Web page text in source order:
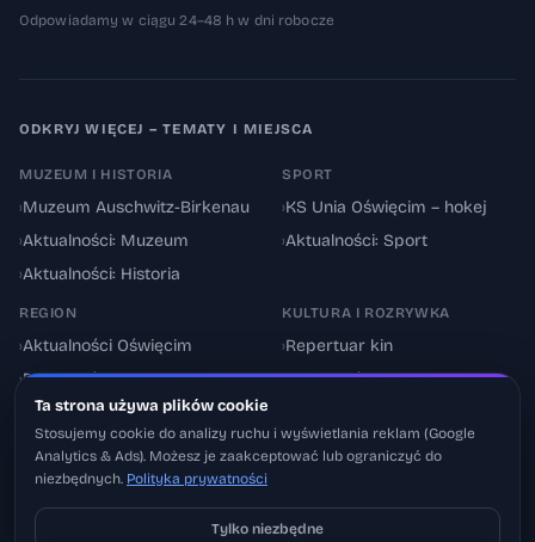
Odpowiadamy w ciągu 24–48 h w dni robocze
ODKRYJ WIĘCEJ – TEMATY I MIEJSCA
MUZEUM I HISTORIA
›Muzeum Auschwitz-Birkenau
›Aktualności: Muzeum
›Aktualności: Historia
SPORT
›KS Unia Oświęcim – hokej
›Aktualności: Sport
REGION
›Aktualności Oświęcim
›Powiat oświęcimski
Utrudnienia drogowe
KULTURA I ROZRYWKA
›Repertuar kin
›Aktualności: Kultura
Ta strona używa plików cookie
Stosujemy cookie do analizy ruchu i wyświetlania reklam (Google
Analytics & Ads). Możesz je zaakceptować lub ograniczyć do
niezbędnych. Polityka prywatności
Tylko niezbędne